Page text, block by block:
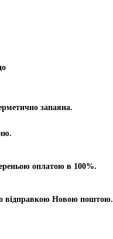
запаяна.
оплатою в 100%.
відправкою Новою поштою.